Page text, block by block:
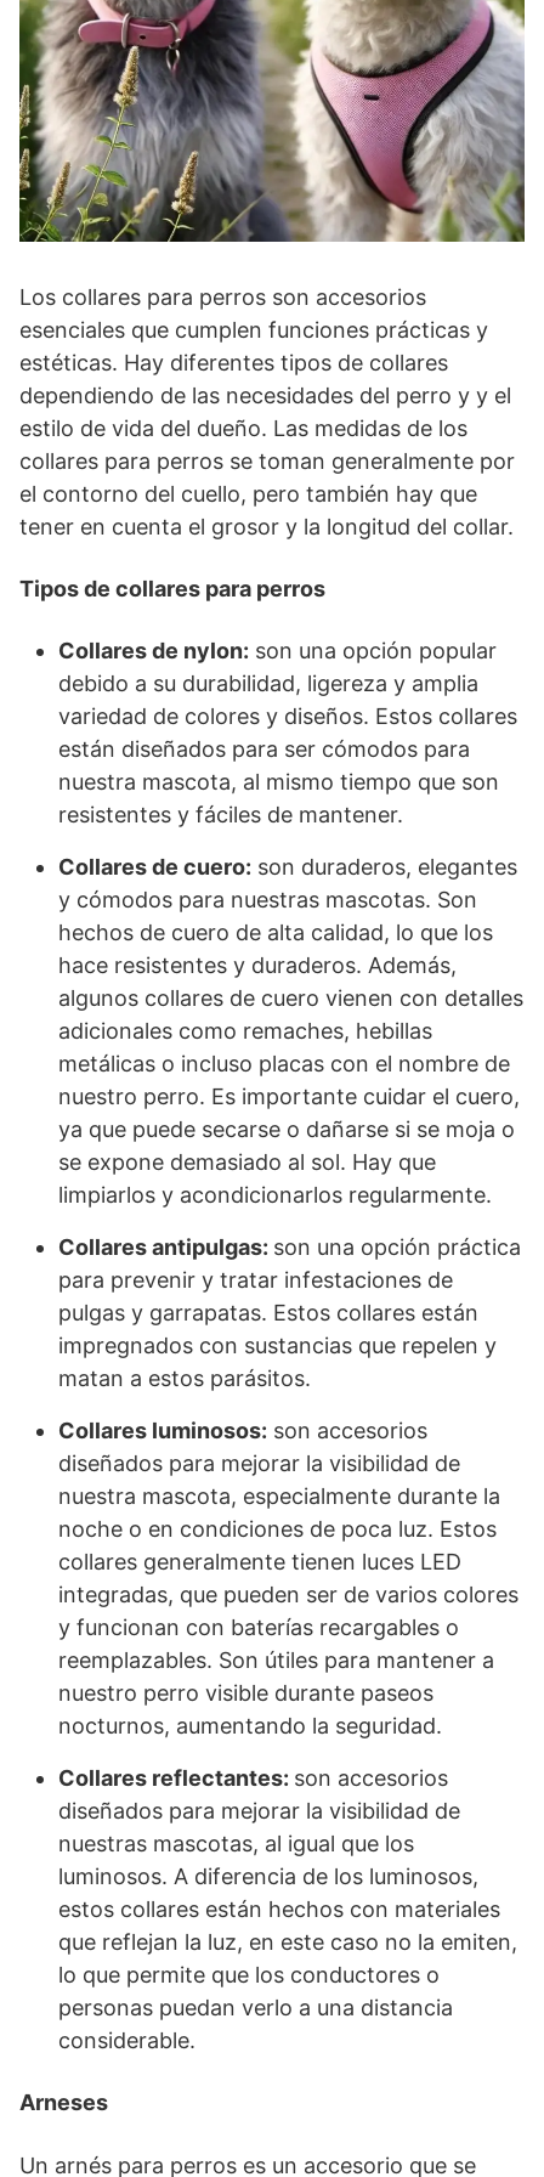
Los collares para perros son accesorios
esenciales que cumplen funciones prácticas y
estéticas. Hay diferentes tipos de collares
dependiendo de las necesidades del perro y y el
estilo de vida del dueño. Las medidas de los
collares para perros se toman generalmente por
el contorno del cuello, pero también hay que
tener en cuenta el grosor y la longitud del collar.
Tipos de collares para perros
Collares de nylon: son una opción popular
debido a su durabilidad, ligereza y amplia
variedad de colores y diseños. Estos collares
están diseñados para ser cómodos para
nuestra mascota, al mismo tiempo que son
resistentes y fáciles de mantener.
Collares de cuero: son duraderos, elegantes
y cómodos para nuestras mascotas. Son
hechos de cuero de alta calidad, lo que los
hace resistentes y duraderos. Además,
algunos collares de cuero vienen con detalles
adicionales como remaches, hebillas
metálicas o incluso placas con el nombre de
nuestro perro. Es importante cuidar el cuero,
ya que puede secarse o dañarse si se moja o
se expone demasiado al sol. Hay que
limpiarlos y acondicionarlos regularmente.
Collares antipulgas: son una opción práctica
para prevenir y tratar infestaciones de
pulgas y garrapatas. Estos collares están
impregnados con sustancias que repelen y
matan a estos parásitos.
Collares luminosos: son accesorios
diseñados para mejorar la visibilidad de
nuestra mascota, especialmente durante la
noche o en condiciones de poca luz. Estos
collares generalmente tienen luces LED
integradas, que pueden ser de varios colores
y funcionan con baterías recargables o
reemplazables. Son útiles para mantener a
nuestro perro visible durante paseos
nocturnos, aumentando la seguridad.
Collares reflectantes: son accesorios
diseñados para mejorar la visibilidad de
nuestras mascotas, al igual que los
luminosos. A diferencia de los luminosos,
estos collares están hechos con materiales
que reflejan la luz, en este caso no la emiten,
lo que permite que los conductores o
personas puedan verlo a una distancia
considerable.
Arneses
Un arnés para perros es un accesorio que se